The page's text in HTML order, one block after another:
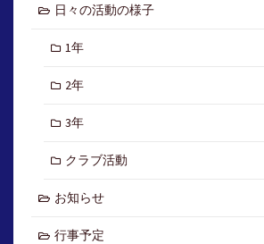
日々の活動の様子
1年
2年
3年
クラブ活動
お知らせ
行事予定